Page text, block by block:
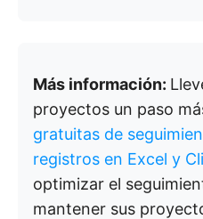
Más información:
proyectos un paso
gratuitas de
registros en Excel y
optimizar el
mantener sus